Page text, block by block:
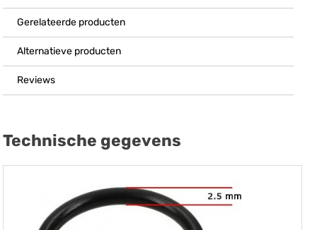
Gerelateerde producten
Alternatieve producten
Reviews
Technische gegevens